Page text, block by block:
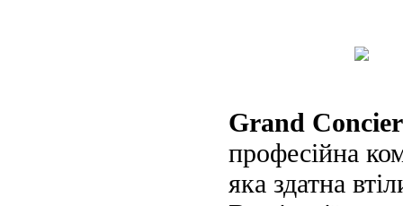
Grand
професійна
яка здатна